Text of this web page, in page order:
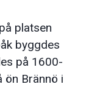
platsen
byggdes
på 1600-
ön Brännö i